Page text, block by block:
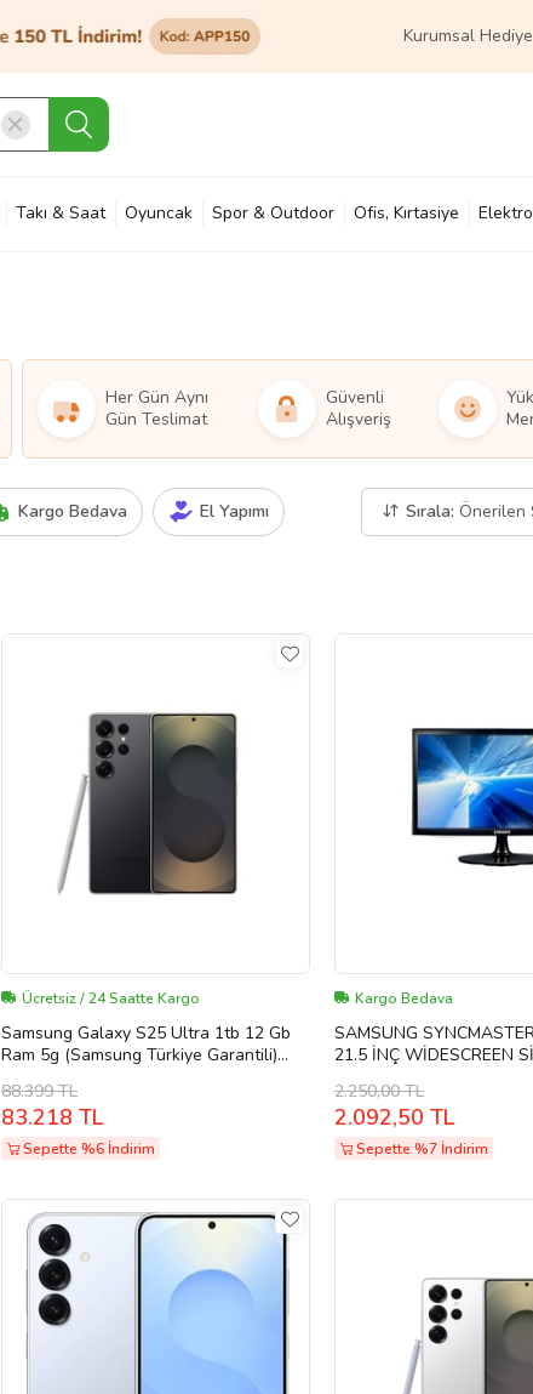
Kurumsal Hediye
Takı & Saat Oyuncak Spor & Outdoor Ofis, Kırtasiye
Her Gün Aynı
Gün Teslimat
Güvenli
Alışveriş
Kargo Bedava El Yapımı Sırala: Önerilen
Ücretsiz / 24 Saatte Kargo
Samsung Galaxy S25 Ultra 1tb 12 Gb
Ram 5g (Samsung Türkiye Garantili)
88.399 TL
83.218 TL
Sepette %6 İndirim
Kargo Bedava
SAMSUNG
21.5 İNÇ WİDESCREEN
2.250,00 TL
2.092,50 TL
Sepette %7 İndirim